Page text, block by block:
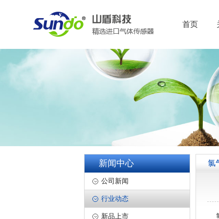
首页
新闻中心
公司新闻
行业动态
新品上市
氯
氯